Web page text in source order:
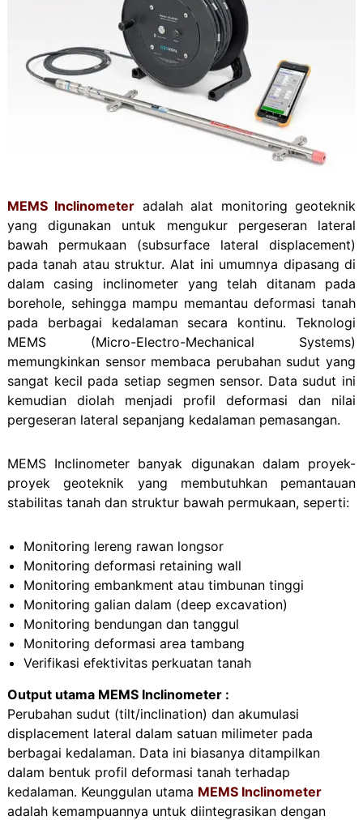
MEMS Inclinometer adalah alat monitoring geoteknik
yang digunakan untuk mengukur pergeseran lateral
bawah permukaan (subsurface lateral displacement)
pada tanah atau struktur. Alat ini umumnya dipasang di
dalam casing inclinometer yang telah ditanam pada
borehole, sehingga mampu memantau deformasi tanah
pada berbagai kedalaman secara kontinu. Teknologi
MEMS (Micro-Electro-Mechanical Systems)
memungkinkan sensor membaca perubahan sudut yang
sangat kecil pada setiap segmen sensor. Data sudut ini
kemudian diolah menjadi profil deformasi dan nilai
pergeseran lateral sepanjang kedalaman pemasangan.
MEMS Inclinometer banyak digunakan dalam proyek-
proyek geoteknik yang membutuhkan pemantauan
stabilitas tanah dan struktur bawah permukaan, seperti:
Monitoring lereng rawan longsor
Monitoring deformasi retaining wall
Monitoring embankment atau timbunan tinggi
Monitoring galian dalam (deep excavation)
Monitoring bendungan dan tanggul
Monitoring deformasi area tambang
Verifikasi efektivitas perkuatan tanah
Output utama MEMS Inclinometer :
Perubahan sudut (tilt/inclination) dan akumulasi
displacement lateral dalam satuan milimeter pada
berbagai kedalaman. Data ini biasanya ditampilkan
dalam bentuk profil deformasi tanah terhadap
kedalaman. Keunggulan utama MEMS Inclinometer
adalah kemampuannya untuk diintegrasikan dengan